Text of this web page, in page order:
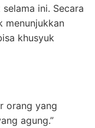
ini. Secara
menunjukkan
khusyuk
orang yang
agung.”